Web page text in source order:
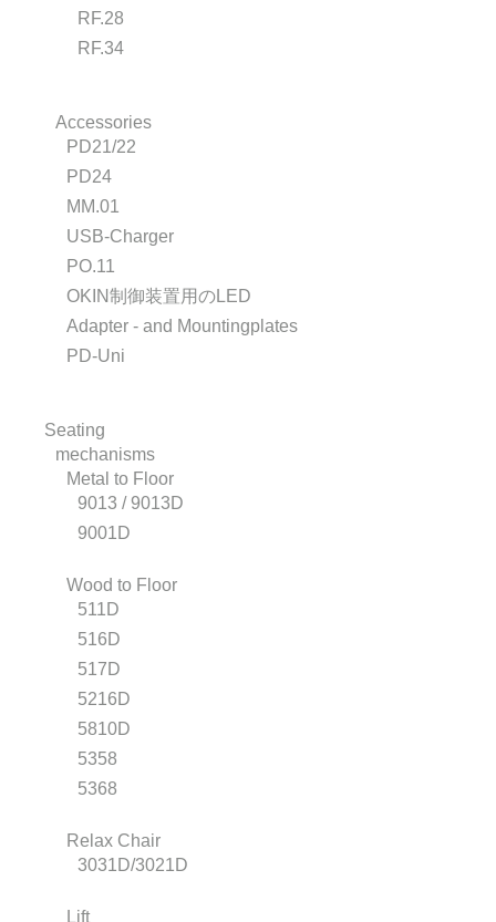
RF.28
RF.34
Accessories
PD21/22
PD24
MM.01
USB-Charger
PO.11
OKIN制御装置用のLED
Adapter - and Mountingplates
PD-Uni
Seating
mechanisms
Metal to Floor
9013 / 9013D
9001D
Wood to Floor
511D
516D
517D
5216D
5810D
5358
5368
Relax Chair
3031D/3021D
Lift